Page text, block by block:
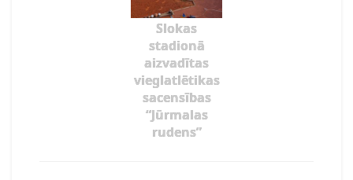
Slokas
stadionā
aizvadītas
vieglatlētikas
sacensības
“Jūrmalas
rudens”